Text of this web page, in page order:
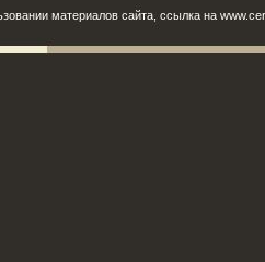
материалов сайта, ссылка на